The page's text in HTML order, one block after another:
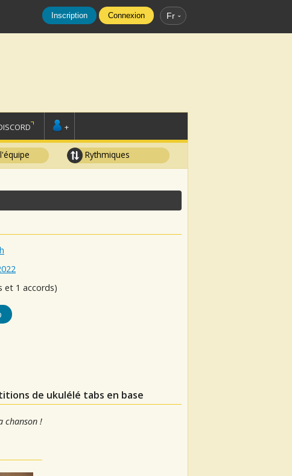
Inscription Connexion Fr
+
Rythmiques
et 1 accords)
de ukulélé tabs en base
chanson !